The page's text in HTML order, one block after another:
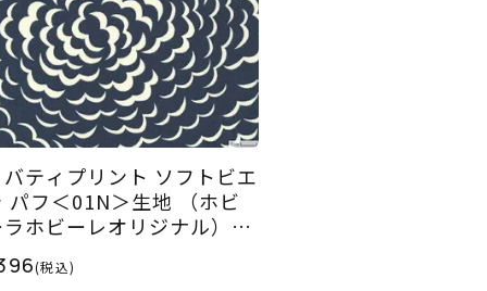
バティプリント ソフトビエ
パフ＜01N＞生地 （ホビ
ホビーレオリジナル）20
(税込)